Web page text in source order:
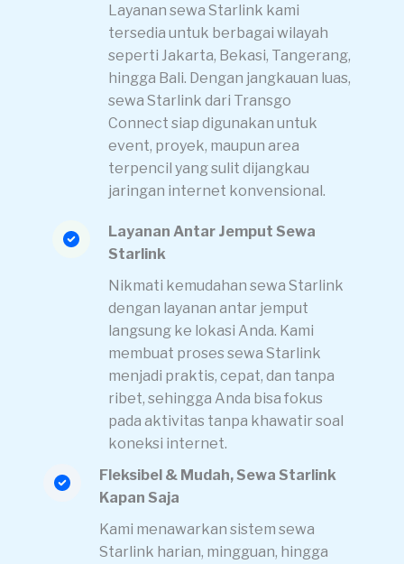
Layanan Antar Jemput Sewa
Starlink
Nikmati kemudahan sewa Starlink
dengan layanan antar jemput
langsung ke lokasi Anda. Kami
membuat proses sewa Starlink
menjadi praktis, cepat, dan tanpa
ribet, sehingga Anda bisa fokus
pada aktivitas tanpa khawatir soal
koneksi internet.
Fleksibel & Mudah, Sewa Starlink
Kapan Saja
Kami menawarkan sistem sewa
Starlink harian, mingguan, hingga
Layanan sewa Starlink kami
tersedia untuk berbagai wilayah
seperti Jakarta, Bekasi, Tangerang,
hingga Bali. Dengan jangkauan luas,
sewa Starlink dari Transgo
Connect siap digunakan untuk
event, proyek, maupun area
terpencil yang sulit dijangkau
jaringan internet konvensional.